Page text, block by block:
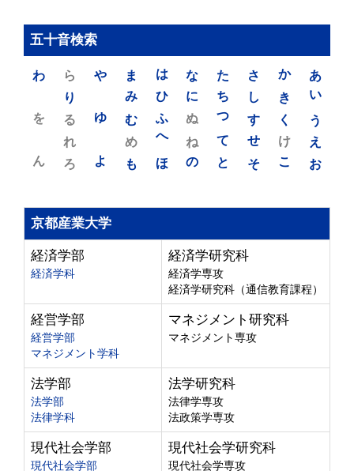
五十音検索
あ
い
う
え
お
か
き
く
け
こ
さ
し
す
せ
そ
た
ち
つ
て
と
な
に
ぬ
ね
の
は
ひ
ふ
へ
ほ
ま
み
む
め
も
や
ゆ
よ
ら
り
る
れ
ろ
わ
を
ん
京都産業大学
経済学部
経済学科
経済学研究科
経済学専攻
経済学研究科（通信教育課程）
経営学部
経営学部
マネジメント学科
マネジメント研究科
マネジメント専攻
法学部
法学部
法律学科
法学研究科
法律学専攻
法政策学専攻
現代社会学部
現代社会学部
現代社会学研究科
現代社会学専攻